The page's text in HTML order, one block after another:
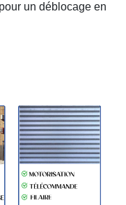
un déblocage en